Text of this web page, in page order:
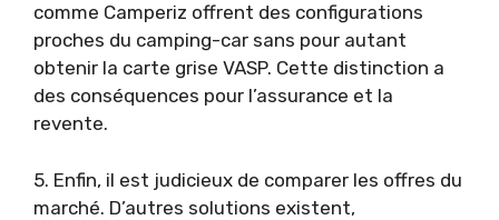
comme Camperiz offrent des configurations
proches du camping-car sans pour autant
obtenir la carte grise VASP. Cette distinction a
des conséquences pour l’assurance et la
revente.
5. Enfin, il est judicieux de comparer les offres du
marché. D’autres solutions existent,